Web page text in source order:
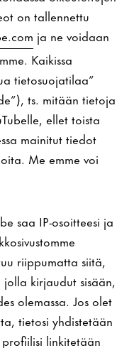
on tallennettu
ja ne voidaan
Kaikissa
tietosuojatilaa”
ts. mitään tietoja
ellet toista
mainitut tiedot
Me emme voi
saa IP-osoitteesi ja
riippumatta siitä,
kirjaudut sisään,
olemassa. Jos olet
tietosi yhdistetään
linkitetään